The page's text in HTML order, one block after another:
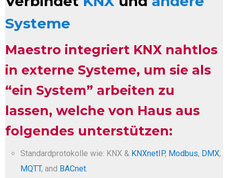
Systeme
Maestro integriert KNX nahtlos
in externe Systeme, um sie als
“ein System” arbeiten zu
lassen, welche von Haus aus
folgendes unterstützen:
Standardprotokolle wie: KNX & KNXnetIP, Modbus, DMX,
MQTT, and BACnet